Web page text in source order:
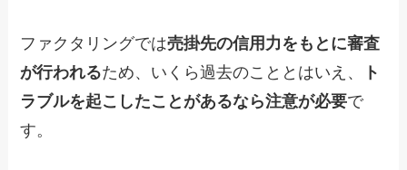
ファクタリングでは売掛先の信用力をもとに審査
が行われるため、いくら過去のこととはいえ、
ト
ラブルを起こしたことがあるなら注意が必要で
す。